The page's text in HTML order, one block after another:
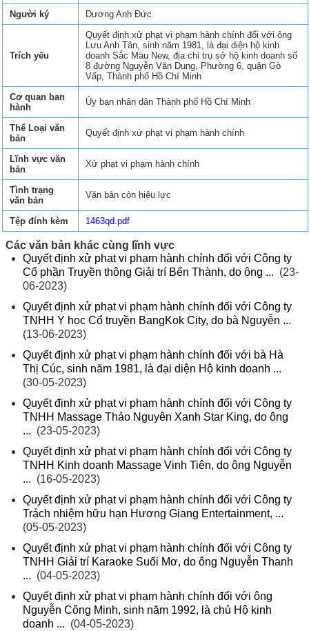
Người ký
Dương Anh Đức
Trích yếu
Quyết định xử phạt vi phạm hành chính đối với ông
Lưu Anh Tân, sinh năm 1981, là đại diện hộ kinh
doanh Sắc Màu New, địa chỉ trụ sở hộ kinh doanh số
8 đường Nguyễn Văn Dung, Phường 6, quận Gò
Vấp, Thành phố Hồ Chí Minh
Cơ quan ban
hành
Ủy ban nhân dân Thành phố Hồ Chí Minh
Thể Loại văn
bản
Quyết định xử phạt vi phạm hành chính
Lĩnh vực văn
bản
Xử phạt vi phạm hành chính
Tình trạng
văn bản
Văn bản còn hiệu lực
Tệp đính kèm 1463qd.pdf
Các văn bản khác cùng lĩnh vực
Quyết định xử phạt vi phạm hành chính đối với Công ty
Cổ phần Truyền thông Giải trí Bến Thành, do ông ... (23-
06-2023)
Quyết định xử phạt vi phạm hành chính đối với Công ty
TNHH Y học Cổ truyền BangKok City, do bà Nguyễn ...
(13-06-2023)
Quyết định xử phạt vi phạm hành chính đối với bà Hà
Thị Cúc, sinh năm 1981, là đại diện Hộ kinh doanh ...
(30-05-2023)
Quyết định xử phạt vi phạm hành chính đối với Công ty
TNHH Massage Thảo Nguyên Xanh Star King, do ông
... (23-05-2023)
Quyết định xử phạt vi phạm hành chính đối với Công ty
TNHH Kinh doanh Massage Vinh Tiên, do ông Nguyễn
... (16-05-2023)
Quyết định xử phạt vi phạm hành chính đối với Công ty
Trách nhiệm hữu hạn Hương Giang Entertainment, ...
(05-05-2023)
Quyết định xử phạt vi phạm hành chính đối với Công ty
TNHH Giải trí Karaoke Suối Mơ, do ông Nguyễn Thanh
... (04-05-2023)
Quyết định xử phạt vi phạm hành chính đối với ông
Nguyễn Công Minh, sinh năm 1992, là chủ Hộ kinh
doanh ... (04-05-2023)